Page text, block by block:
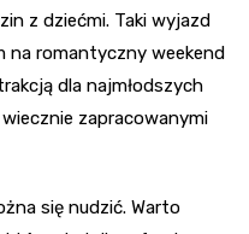
z dziećmi. Taki wyjazd
na romantyczny weekend
dla najmłodszych
zapracowanymi
się nudzić. Warto